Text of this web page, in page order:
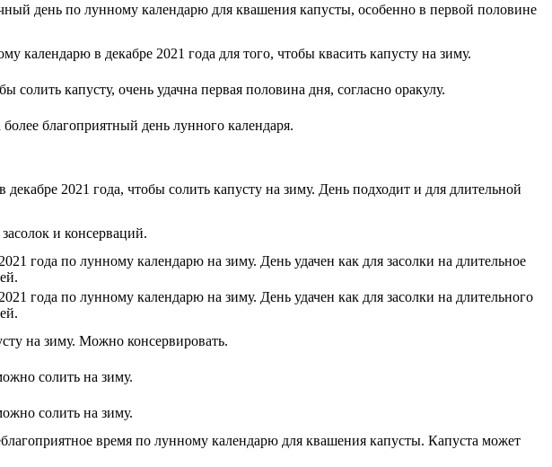
день по лунному календарю для квашения капусты, особенно в первой половине
в декабре 2021 года для того, чтобы квасить капусту на зиму.
капусту, очень удачна первая половина дня, согласно оракулу.
благоприятный день лунного календаря.
2021 года, чтобы солить капусту на зиму. День подходит и для длительной
и консерваций.
года по лунному календарю на зиму. День удачен как для засолки на длительное
года по лунному календарю на зиму. День удачен как для засолки на длительного
на зиму. Можно консервировать.
солить на зиму.
солить на зиму.
время по лунному календарю для квашения капусты. Капуста может